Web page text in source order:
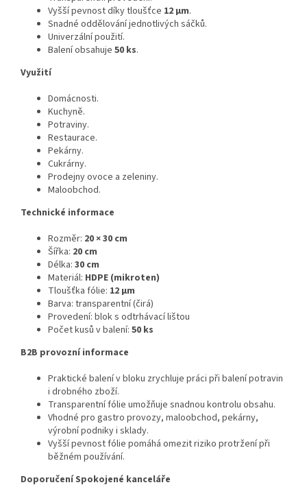
Vyšší pevnost díky tloušťce 12 µm.
Snadné oddělování jednotlivých sáčků.
Univerzální použití.
Balení obsahuje 50 ks.
Využití
Domácnosti.
Kuchyně.
Potraviny.
Restaurace.
Pekárny.
Cukrárny.
Prodejny ovoce a zeleniny.
Maloobchod.
Technické informace
Rozměr: 20 × 30 cm
Šířka: 20 cm
Délka: 30 cm
Materiál: HDPE (mikroten)
Tloušťka fólie: 12 µm
Barva: transparentní (čirá)
Provedení: blok s odtrhávací lištou
Počet kusů v balení: 50 ks
B2B provozní informace
Praktické balení v bloku zrychluje práci při balení potravin
i drobného zboží.
Transparentní fólie umožňuje snadnou kontrolu obsahu.
Vhodné pro gastro provozy, maloobchod, pekárny,
výrobní podniky i sklady.
Vyšší pevnost fólie pomáhá omezit riziko protržení při
běžném používání.
Doporučení Spokojené kanceláře